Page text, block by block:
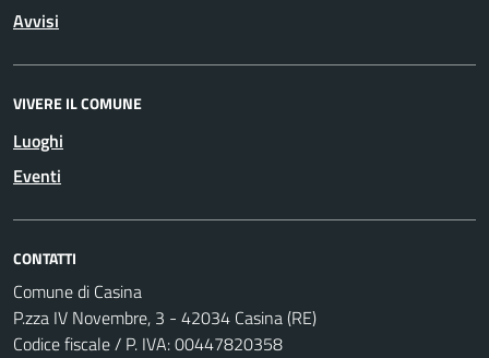
Avvisi
VIVERE IL COMUNE
Luoghi
Eventi
CONTATTI
Comune di Casina
P.zza IV Novembre, 3 - 42034 Casina (RE)
Codice fiscale / P. IVA: 00447820358